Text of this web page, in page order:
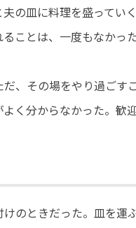
の皿に料理を盛ってい
ことは、一度もなかった
、その場をやり過ごす
く分からなかった。歓
のときだった。皿を運